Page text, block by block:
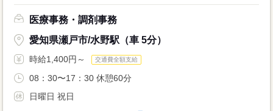
医療事務・調剤事務
愛知県瀬戸市/水野駅（車 5分）
時給1,400円～ 交通費全額支給
08：30〜17：30 休憩60分
日曜日 祝日